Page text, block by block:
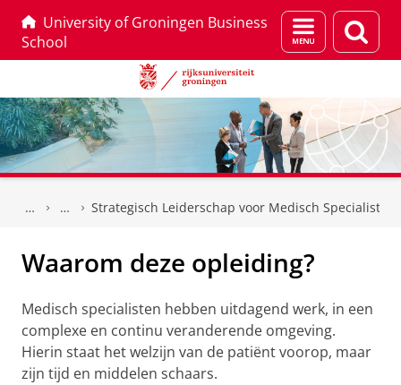
University of Groningen Business
School
Menu
en
Strategisch Leiderschap voor Medisch Specialisten
Waarom deze opleiding?
Medisch specialisten hebben uitdagend werk, in een
complexe en continu veranderende omgeving.
Hierin staat het welzijn van de patiënt voorop, maar
zijn tijd en middelen schaars.